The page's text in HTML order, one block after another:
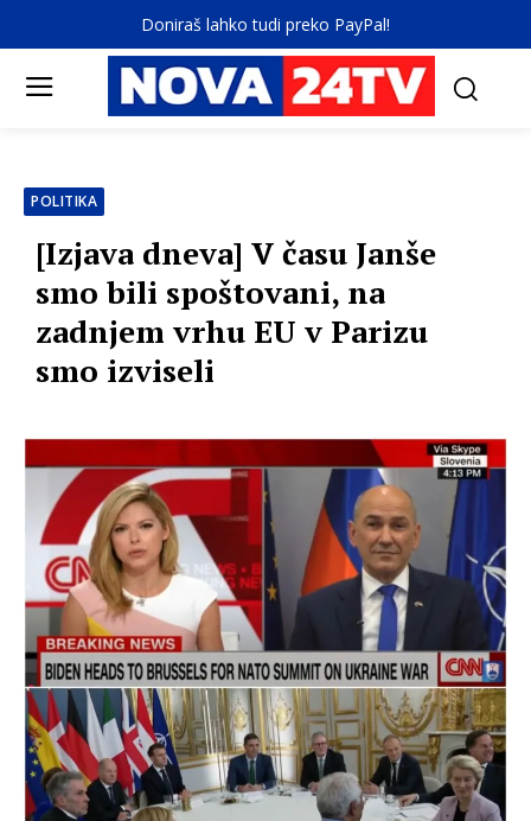
Doniraš lahko tudi preko PayPal!
POLITIKA
[Izjava dneva] V času Janše
smo bili spoštovani, na
zadnjem vrhu EU v Parizu
smo izviseli